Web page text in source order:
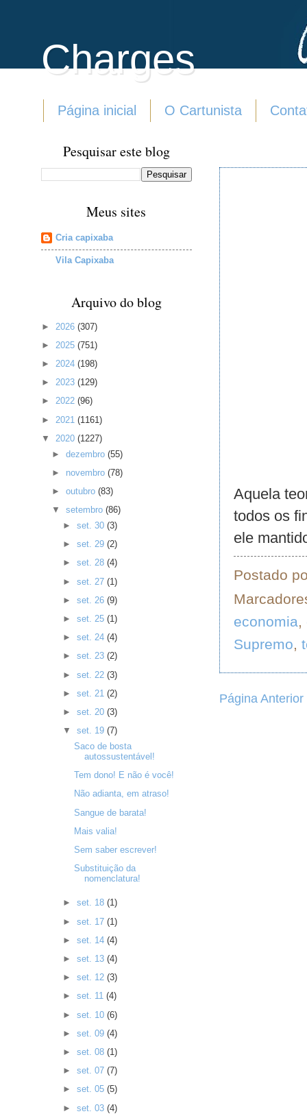
Charges
Página inicial O Cartunista
Aquela
todos os
ele
Postado
economia,
Supremo,
Página Anterior
Pesquisar este blog
Meus sites
Cria capixaba
Vila Capixaba
Arquivo do blog
► 2026 (307)
► 2025 (751)
► 2024 (198)
► 2023 (129)
► 2022 (96)
► 2021 (1161)
▼ 2020 (1227)
►dezembro(55)
► novembro(78)
►outubro(83)
▼setembro(86)
► set. 30 (3)
► set. 29 (2)
► set. 28 (4)
► set. 27 (1)
► set. 26 (9)
► set. 25 (1)
► set. 24 (4)
► set. 23 (2)
► set. 22 (3)
► set. 21 (2)
► set. 20 (3)
▼ set. 19 (7)
Saco de bosta
autossustentável!
Tem dono! E não é você!
Não adianta, em atraso!
Sangue de barata!
Mais valia!
Sem saber escrever!
Substituição da
nomenclatura!
► set. 18 (1)
► set. 17 (1)
► set. 14 (4)
► set. 13 (4)
► set. 12 (3)
► set. 11 (4)
► set. 10 (6)
► set. 09 (4)
► set. 08 (1)
► set. 07 (7)
► set. 05 (5)
► set. 03 (4)